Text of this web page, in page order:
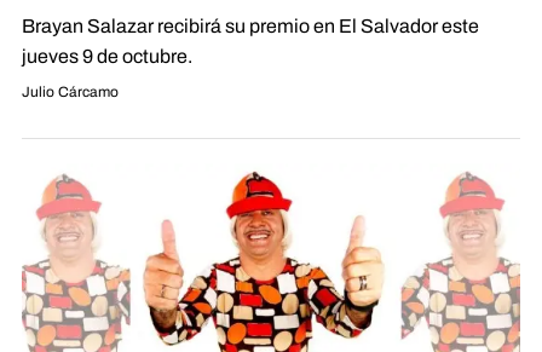
Brayan Salazar recibirá su premio en El Salvador este
jueves 9 de octubre.
Julio Cárcamo